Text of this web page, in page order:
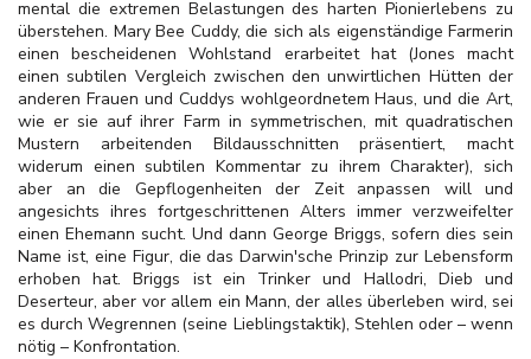
mental die extremen Belastungen des harten Pionierlebens zu
überstehen. Mary Bee Cuddy, die sich als eigenständige Farmerin
einen bescheidenen Wohlstand erarbeitet hat (Jones macht
einen subtilen Vergleich zwischen den unwirtlichen Hütten der
anderen Frauen und Cuddys wohlgeordnetem Haus, und die Art,
wie er sie auf ihrer Farm in symmetrischen, mit quadratischen
Mustern arbeitenden Bildausschnitten präsentiert, macht
widerum einen subtilen Kommentar zu ihrem Charakter), sich
aber an die Gepflogenheiten der Zeit anpassen will und
angesichts ihres fortgeschrittenen Alters immer verzweifelter
einen Ehemann sucht. Und dann George Briggs, sofern dies sein
Name ist, eine Figur, die das Darwin'sche Prinzip zur Lebensform
erhoben hat. Briggs ist ein Trinker und Hallodri, Dieb und
Deserteur, aber vor allem ein Mann, der alles überleben wird, sei
es durch Wegrennen (seine Lieblingstaktik), Stehlen oder – wenn
nötig – Konfrontation.